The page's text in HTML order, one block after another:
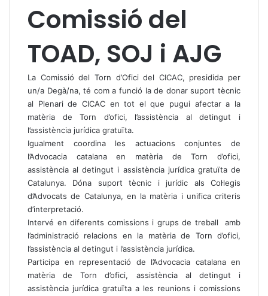
Comissió del
TOAD, SOJ i AJG
La Comissió del Torn d’Ofici del CICAC, presidida per
un/a Degà/na, té com a funció la de donar suport tècnic
al Plenari de CICAC en tot el que pugui afectar a la
matèria de Torn d’ofici, l’assistència al detingut i
l’assistència jurídica gratuïta.
Igualment coordina les actuacions conjuntes de
l’Advocacia catalana en matèria de Torn d’ofici,
assistència al detingut i assistència jurídica gratuïta de
Catalunya. Dóna suport tècnic i jurídic als Col·legis
d’Advocats de Catalunya, en la matèria i unifica criteris
d’interpretació.
Intervé en diferents comissions i grups de treball amb
l’administració relacions en la matèria de Torn d’ofici,
l’assistència al detingut i l’assistència jurídica.
Participa en representació de l’Advocacia catalana en
matèria de Torn d’ofici, assistència al detingut i
assistència jurídica gratuïta a les reunions i comissions